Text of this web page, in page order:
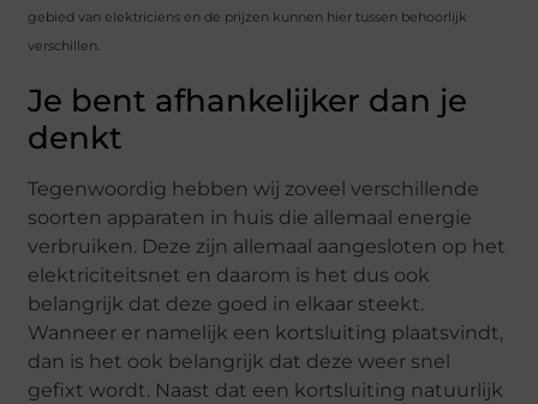
gebied van elektriciens en de prijzen kunnen hier tussen behoorlijk
verschillen.
Je bent afhankelijker dan je
denkt
Tegenwoordig hebben wij zoveel verschillende
soorten apparaten in huis die allemaal energie
verbruiken. Deze zijn allemaal aangesloten op het
elektriciteitsnet en daarom is het dus ook
belangrijk dat deze goed in elkaar steekt.
Wanneer er namelijk een kortsluiting plaatsvindt,
dan is het ook belangrijk dat deze weer snel
gefixt wordt. Naast dat een kortsluiting natuurlijk